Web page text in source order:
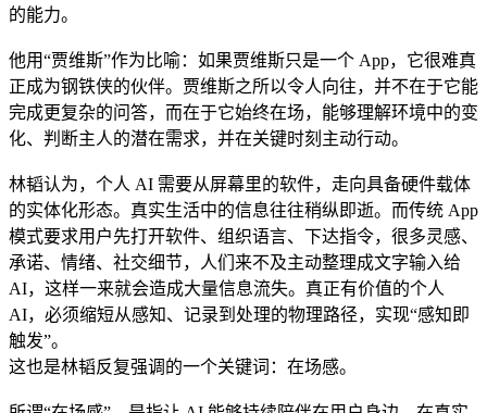
的能力。
他用“贾维斯”作为比喻：如果贾维斯只是一个 App，它很难真
正成为钢铁侠的伙伴。贾维斯之所以令人向往，并不在于它能
完成更复杂的问答，而在于它始终在场，能够理解环境中的变
化、判断主人的潜在需求，并在关键时刻主动行动。
林韬认为，个人 AI 需要从屏幕里的软件，走向具备硬件载体
的实体化形态。真实生活中的信息往往稍纵即逝。而传统 App
模式要求用户先打开软件、组织语言、下达指令，很多灵感、
承诺、情绪、社交细节，人们来不及主动整理成文字输入给
AI，这样一来就会造成大量信息流失。真正有价值的个人
AI，必须缩短从感知、记录到处理的物理路径，实现“感知即
触发”。
这也是林韬反复强调的一个关键词：在场感。